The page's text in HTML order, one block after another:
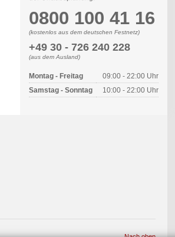
0800 100 41 16
(kostenlos aus dem deutschen Festnetz)
+49 30 - 726 240 228
(aus dem Ausland)
Montag - Freitag
09:00 - 22:00 Uhr
Samstag - Sonntag
10:00 - 22:00 Uhr